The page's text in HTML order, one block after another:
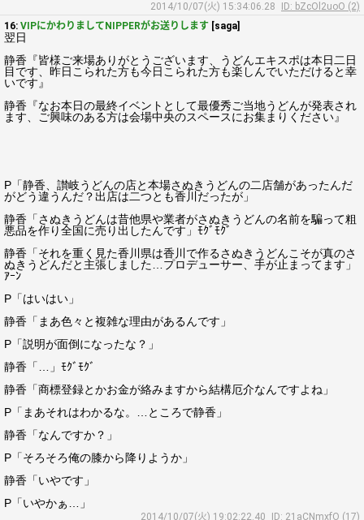
2014/10/07(火) 15:34:06.28
ID: bZcOl2uoO (2)
16: VIPにかわりましてNIPPERがお送りします [saga]
翌日
静香『皆様ご来場ありがとうございます、うどんエキスポは本日二日
目です、昨日こられた方も今日こられた方も楽しんでいただけると幸
いです』
静香『なお本日の最終イベントとして最優秀ご当地うどんが発表され
ます、ご興味のある方は会場中央のスペースにお集まりください』
P「静香、讃岐うどんの店と本場さぬきうどんの二店舗があったんだ
がどう違うんだ？出店は二つとも香川だったが」
静香「さぬきうどんは昔他県や業者がさぬきうどんの名前を騙って粗
悪品を作り全国に売り出したんです」ﾓｸﾞﾓｸﾞ
静香「それを重く見た香川県は香川で作るさぬきうどんこそが真のさ
ぬきうどんだと主張しました…プロデューサー、手が止まってます」
ｱｰﾝ
P「はいはい」
静香「まあ色々と複雑な理由があるんです」
P「説明が面倒になったな？」
静香「…」ﾓｸﾞﾓｸﾞ
静香「商標登録とかお金が絡みますから結構厄介なんですよね」
P「まあそれはわかるな。…ところで静香」
静香「なんですか？」
P「そろそろ俺の膝から降りようか」
静香「いやです」
P「いやかぁ…」
2014/10/07(火) 19:02:22.40
ID: 21aCNmxfO (17)